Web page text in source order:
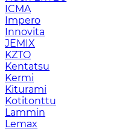
ICMA
Impero
Innovita
JEMIX
KZTO
Kentatsu
Kermi
Kiturami
Kotitonttu
Lammin
Lemax